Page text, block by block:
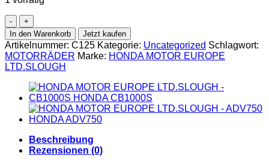
In den Warenkorb Jetzt kaufen
Artikelnummer: C125 Kategorie: Uncategorized Schlagwort:
MOTORRÄDER Marke: HONDA MOTOR EUROPE
LTD.SLOUGH
Beschreibung
Rezensionen (0)